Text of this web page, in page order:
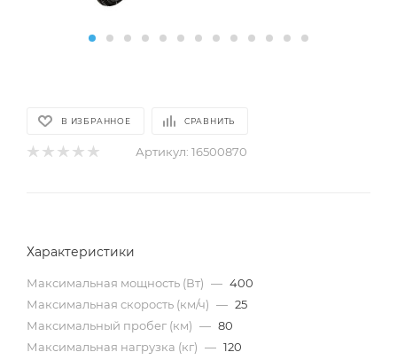
В ИЗБРАННОЕ СРАВНИТЬ
Артикул: 16500870
Характеристики
Максимальная мощность (Вт) — 400
Максимальная скорость (км/ч) — 25
Максимальный пробег (км) — 80
Максимальная нагрузка (кг) — 120